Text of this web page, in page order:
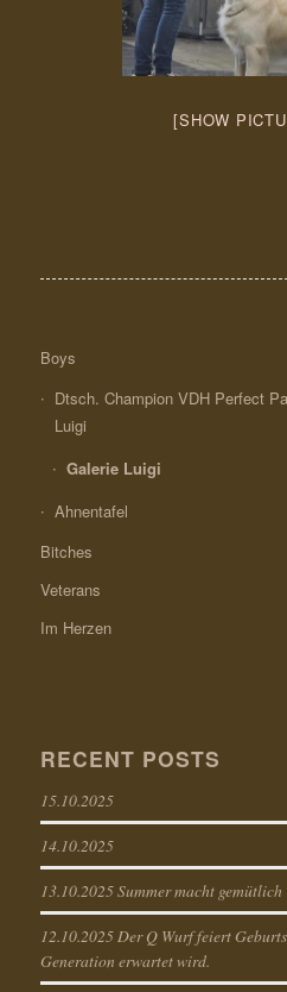
[SHOW
Boys
Dtsch. Champion VDH Perfect
Luigi
Galerie Luigi
Ahnentafel
Bitches
Veterans
Im Herzen
RECENT POSTS
15.10.2025
14.10.2025
13.10.2025 Summer macht gemütlich
12.10.2025 Der Q Wurf feiert
Generation erwartet wird.